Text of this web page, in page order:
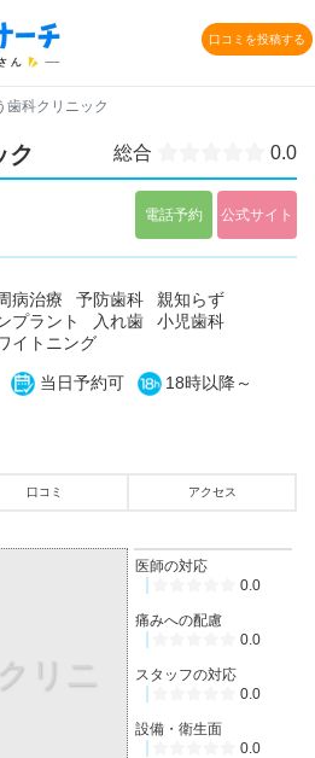
口コミを投稿する
歯科クリニック
ク 総合 0.0
電話予約 公式サイト
病治療 予防歯科
親知らず
プラント 入れ歯
小児歯科
イトニング
当日予約可
18時以降～
口コミ アクセス
リニ
医師の対応
0.0
痛みへの配慮
0.0
スタッフの対応
0.0
設備・衛生面
0.0